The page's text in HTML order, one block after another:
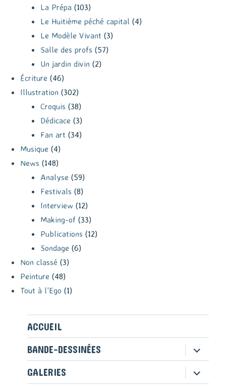
La Prépa (103)
Le Huitième péché capital (4)
Le Modèle Vivant (3)
Salle des profs (57)
Un jardin divin (2)
Écriture (46)
Illustration (302)
Croquis (38)
Dédicace (3)
Fan art (34)
Musique (4)
News (148)
Analyse (59)
Festivals (8)
Interview (12)
Making-of (33)
Publications (12)
Sondage (6)
Non classé (3)
Peinture (48)
Tout à l'Ego (1)
ACCUEIL
BANDE-DESSINÉES
ouvrir
le
sous-
menu
GALERIES ouvrir
le